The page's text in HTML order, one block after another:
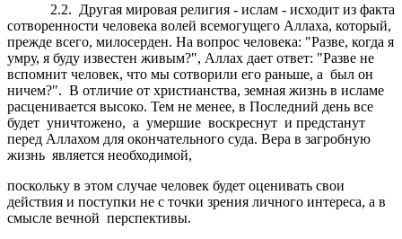
2.2. Другая мировая религия - ислам - исходит из факта
сотворенности человека волей всемогущего Аллаха, который,
прежде всего, милосерден. На вопрос человека: "Разве, когда я
умру, я буду известен живым?", Аллах дает ответ: "Разве не
вспомнит человек, что мы сотворили его раньше, а был он
ничем?". В отличие от христианства, земная жизнь в исламе
расценивается высоко. Тем не менее, в Последний день все
будет уничтожено, а умершие воскреснут и предстанут
перед Аллахом для окончательного суда. Вера в загробную
жизнь является необходимой,
поскольку в этом случае человек будет оценивать свои
действия и поступки не с точки зрения личного интереса, а в
смысле вечной перспективы.